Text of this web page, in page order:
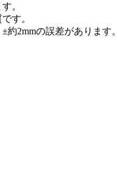
。
す。
約2mmの誤差があります。